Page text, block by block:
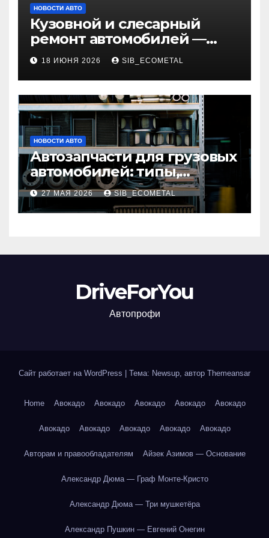
НОВОСТИ АВТО
Кузовной и слесарный
ремонт автомобилей —
наличие оригинальных
запчастей и типичные
сроки выполнения работ
18 ИЮНЯ 2026 SIB_ECOMETAL
НОВОСТИ АВТО
Автозапчасти для грузовых
автомобилей: типы,
совместимость и критерии
подбора
27 МАЯ 2026 SIB_ECOMETAL
DriveForYou
Автопрофи
Сайт работает на WordPress Тема: Newsup, автор Themeansar
Home Авокадо Авокадо Авокадо Авокадо Авокадо
Авокадо Авокадо Авокадо Авокадо Авокадо
Авторам и правообладателям Айзек Азимов — Основание
Александр Дюма — Граф Монте-Кристо
Александр Дюма — Три мушкетёра
Александр Пушкин — Евгений Онегин